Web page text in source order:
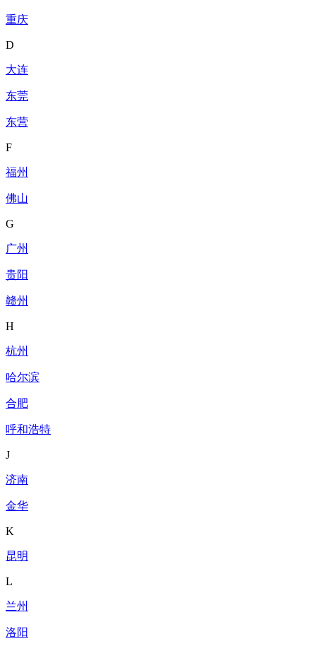
重庆
D
大连
东莞
东营
F
福州
佛山
G
广州
贵阳
赣州
H
杭州
哈尔滨
合肥
呼和浩特
J
济南
金华
K
昆明
L
兰州
洛阳